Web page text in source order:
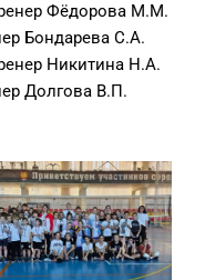
Фёдорова М.М.
Бондарева С.А.
Никитина Н.А.
Долгова В.П.